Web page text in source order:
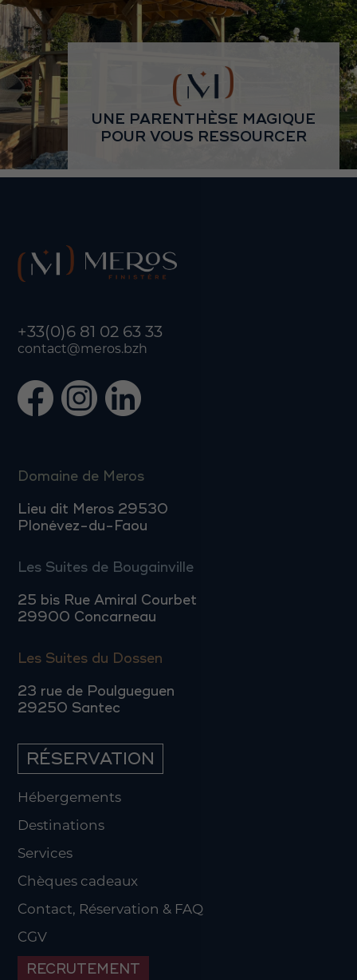
UNE PARENTHÈSE MAGIQUE
POUR VOUS RESSOURCER
+33(0)6 81 02 63 33
contact@meros.bzh
Domaine de Meros
Lieu dit Meros 29530
Plonévez-du-Faou
Les Suites de Bougainville
25 bis Rue Amiral Courbet
29900 Concarneau
Les Suites du Dossen
23 rue de Poulgueguen
29250 Santec
RÉSERVATION
Hébergements
Destinations
Services
Chèques cadeaux
Contact, Réservation & FAQ
CGV
RECRUTEMENT